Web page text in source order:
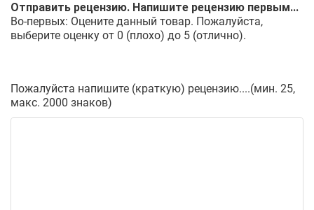
Отправить рецензию. Напишите рецензию первым...
Во-первых: Оцените данный товар. Пожалуйста,
выберите оценку от 0 (плохо) до 5 (отлично).
Пожалуйста напишите (краткую) рецензию....(мин. 25,
макс. 2000 знаков)